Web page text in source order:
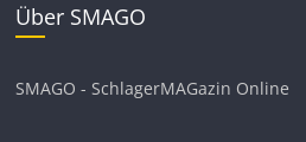
Über SMAGO
SMAGO - SchlagerMAGazin Online